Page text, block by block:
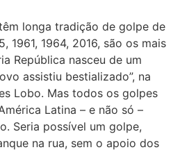
longa tradição de golpe de
1961, 1964, 2016, são os mais
República nasceu de um
assistiu bestializado”, na
Lobo. Mas todos os golpes
Latina – e não só –
Seria possível um golpe,
na rua, sem o apoio dos